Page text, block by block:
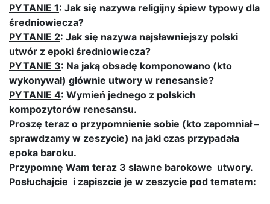
PYTANIE 1: Jak się nazywa religijny śpiew typowy dla
średniowiecza?
PYTANIE 2: Jak się nazywa najsławniejszy polski
utwór z epoki średniowiecza?
PYTANIE 3: Na jaką obsadę komponowano (kto
wykonywał) głównie utwory w renesansie?
PYTANIE 4: Wymień jednego z polskich
kompozytorów renesansu.
Proszę teraz o przypomnienie sobie (kto zapomniał –
sprawdzamy w zeszycie) na jaki czas przypadała
epoka baroku.
Przypomnę Wam teraz 3 sławne barokowe utwory.
Posłuchajcie i zapiszcie je w zeszycie pod tematem: